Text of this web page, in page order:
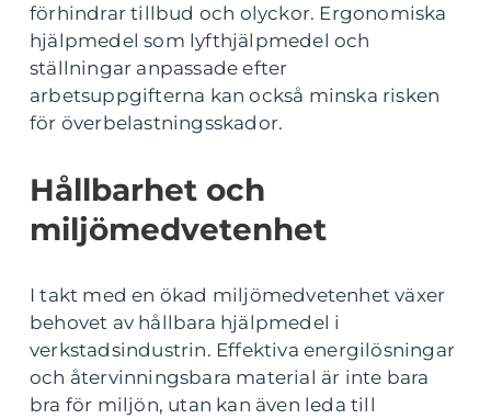
förhindrar tillbud och olyckor. Ergonomiska
hjälpmedel som lyfthjälpmedel och
ställningar anpassade efter
arbetsuppgifterna kan också minska risken
för överbelastningsskador.
Hållbarhet och
miljömedvetenhet
I takt med en ökad miljömedvetenhet växer
behovet av hållbara hjälpmedel i
verkstadsindustrin. Effektiva energilösningar
och återvinningsbara material är inte bara
bra för miljön, utan kan även leda till